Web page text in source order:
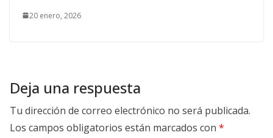
20 enero, 2026
Deja una respuesta
Tu dirección de correo electrónico no será publicada.
Los campos obligatorios están marcados con *